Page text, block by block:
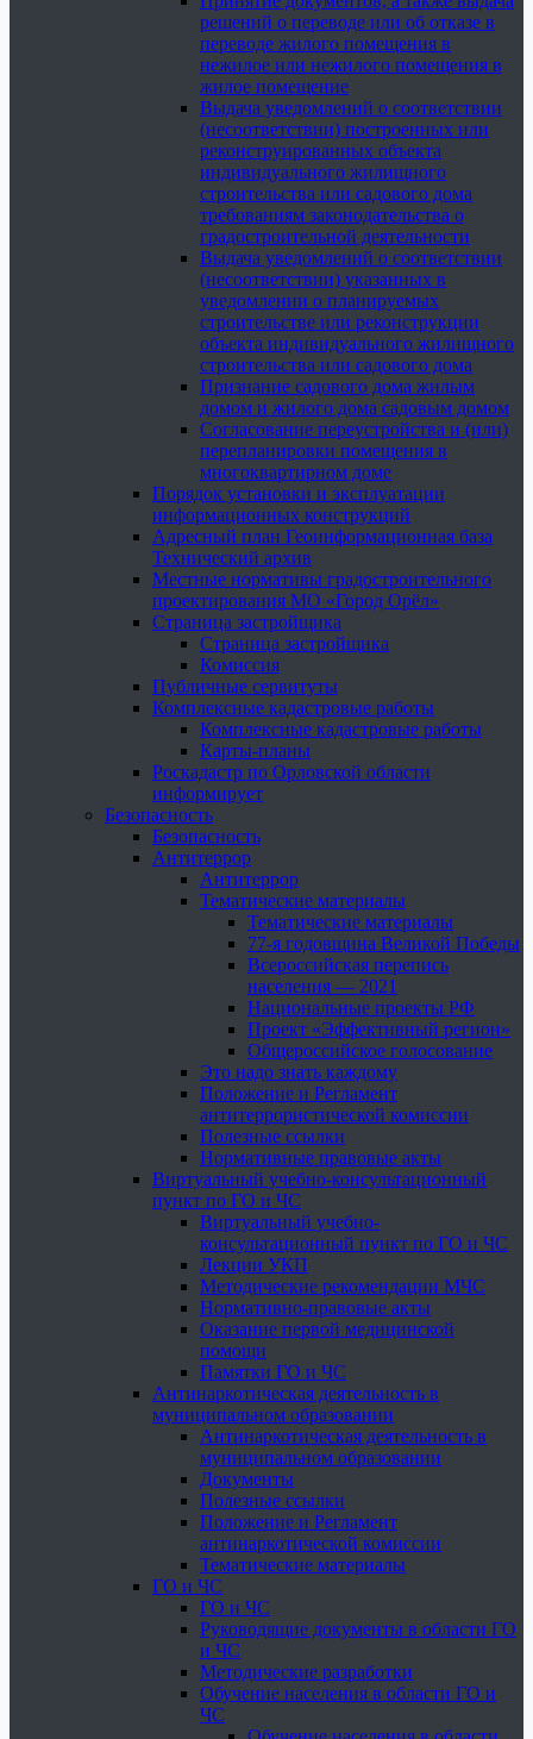
решений о переводе или об отказе в
переводе жилого помещения в
нежилое или нежилого помещения в
жилое помещение
Выдача уведомлений о соответствии
(несоответствии) построенных или
реконструированных объекта
индивидуального жилищного
строительства или садового дома
требованиям законодательства о
градостроительной деятельности
Выдача уведомлений о соответствии
(несоответствии) указанных в
уведомлении о планируемых
строительстве или реконструкции
объекта индивидуального жилищного
строительства или садового дома
Признание садового дома жилым
домом и жилого дома садовым домом
Согласование переустройства и (или)
перепланировки помещения в
многоквартирном доме
Порядок установки и эксплуатации
информационных конструкций
Адресный план Геоинформационная база
Технический архив
Местные нормативы градостроительного
проектирования МО «Город Орёл»
Страница застройщика
Страница застройщика
Комиссия
Публичные сервитуты
Комплексные кадастровые работы
Комплексные кадастровые работы
Карты-планы
Роскадастр по Орловской области
информирует
Безопасность
Безопасность
Антитеррор
Антитеррор
Тематические материалы
Тематические материалы
77-я годовщина Великой Победы
Всероссийская перепись
населения — 2021
Национальные проекты РФ
Проект «Эффективный регион»
Общероссийское голосование
Это надо знать каждому
Положение и Регламент
антитеррористической комиссии
Полезные ссылки
Нормативные правовые акты
Виртуальный учебно-консультационный
пункт по ГО и ЧС
Виртуальный учебно-
консультационный пункт по ГО и ЧС
Лекции УКП
Методические рекомендации МЧС
Нормативно-правовые акты
Оказание первой медицинской
помощи
Памятки ГО и ЧС
Антинаркотическая деятельность в
муниципальном образовании
Антинаркотическая деятельность в
муниципальном образовании
Документы
Полезные ссылки
Положение и Регламент
антинаркотической комиссии
Тематические материалы
ГО и ЧС
ГО и ЧС
Руководящие документы в области ГО
и ЧС
Методические разработки
Обучение населения в области ГО и
ЧС